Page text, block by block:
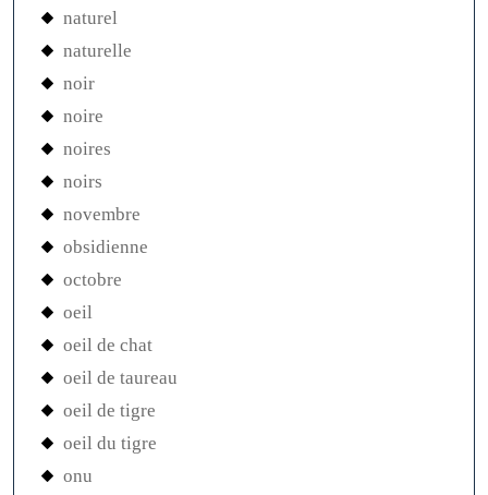
naturel
naturelle
noir
noire
noires
noirs
novembre
obsidienne
octobre
oeil
oeil de chat
oeil de taureau
oeil de tigre
oeil du tigre
onu